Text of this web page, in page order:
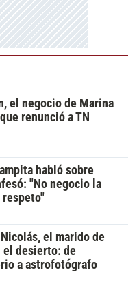
el negocio de Marina
renunció a TN
habló sobre
"No negocio la
el marido de
el desierto: de
a astrofotógrafo